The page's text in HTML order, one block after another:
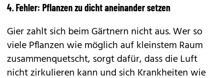
4. Fehler: Pflanzen zu dicht aneinander setzen
Gier zahlt sich beim Gärtnern nicht aus. Wer so
viele Pflanzen wie möglich auf kleinstem Raum
zusammenquetscht, sorgt dafür, dass die Luft
nicht zirkulieren kann und sich Krankheiten wie